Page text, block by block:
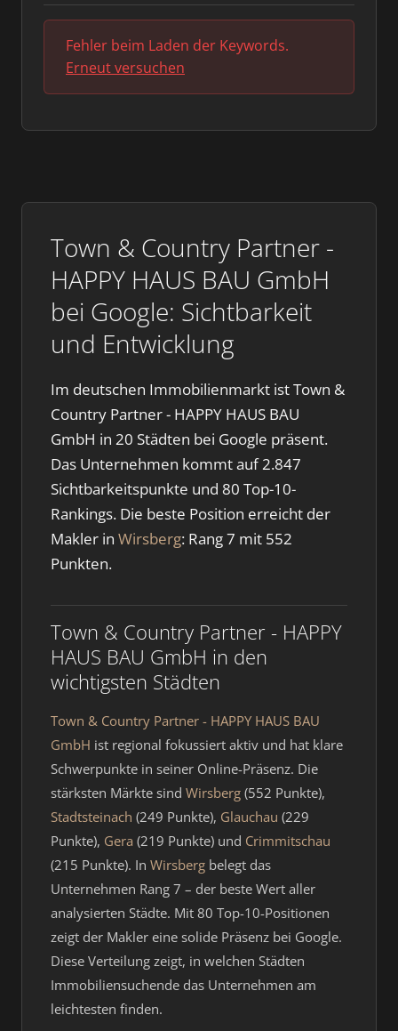
Town & Country Partner -
HAPPY HAUS BAU GmbH
bei Google: Sichtbarkeit
und Entwicklung
Im deutschen Immobilienmarkt ist Town &
Country Partner - HAPPY HAUS BAU
GmbH in 20 Städten bei Google präsent.
Das Unternehmen kommt auf 2.847
Sichtbarkeitspunkte und 80 Top-10-
Rankings. Die beste Position erreicht der
Makler in Wirsberg: Rang 7 mit 552
Punkten.
Town & Country Partner - HAPPY
HAUS BAU GmbH in den
wichtigsten Städten
Town & Country Partner - HAPPY HAUS BAU
GmbH ist regional fokussiert aktiv und hat klare
Schwerpunkte in seiner Online-Präsenz. Die
stärksten Märkte sind Wirsberg (552 Punkte),
Stadtsteinach (249 Punkte), Glauchau (229
Punkte), Gera (219 Punkte) und Crimmitschau
(215 Punkte). In Wirsberg belegt das
Unternehmen Rang 7 – der beste Wert aller
analysierten Städte. Mit 80 Top-10-Positionen
zeigt der Makler eine solide Präsenz bei Google.
Diese Verteilung zeigt, in welchen Städten
Immobiliensuchende das Unternehmen am
leichtesten finden.
Fehler beim Laden der Keywords.
Erneut versuchen